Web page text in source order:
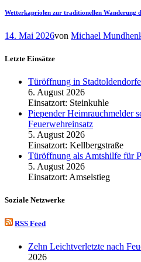
Wetterkapriolen zur traditionellen Wanderung
14. Mai 2026von Michael
Letzte Einsätze
Türöffnung in
6. August 2026
Einsatzort: Steinkuhle
Piepender Heimrauchmelder
Feuerwehreinsatz
5. August 2026
Einsatzort: Kellbergstraße
Türöffnung als Amtshilfe für
5. August 2026
Einsatzort: Amselstieg
Soziale Netzwerke
RSS Feed
Zehn Leichtverletzte nach
2026